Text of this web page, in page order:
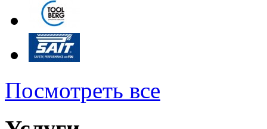
Посмотреть все